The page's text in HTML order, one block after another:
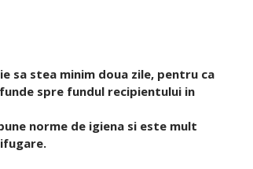
stea minim doua zile, pentru ca
spre fundul recipientului in
norme de igiena si este mult